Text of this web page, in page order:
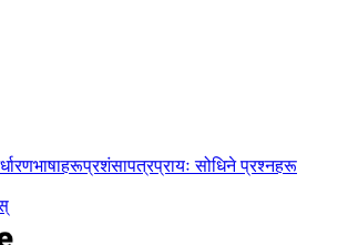
भाषाहरूप्रशंसापत्रप्रायः सोधिने प्रश्नहरू